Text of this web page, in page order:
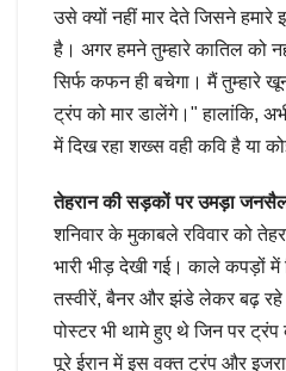
उसे क्यों नहीं मार देते जिसने हमारे
है। अगर हमने तुम्हारे कातिल को
सिर्फ कफन ही बचेगा। मैं तुम्हारे
ट्रंप को मार डालेंगे।" हालांकि,
में दिख रहा शख्स वही कवि है या
तेहरान की सड़कों पर उमड़ा
शनिवार के मुकाबले रविवार को
भारी भीड़ देखी गई। काले कपड़ों
तस्वीरें, बैनर और झंडे लेकर बढ़
पोस्टर भी थामे हुए थे जिन पर ट्रंप
पूरे ईरान में इस वक्त ट्रंप और